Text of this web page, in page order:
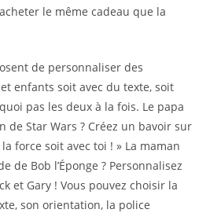
le même cadeau que la
de personnaliser des
enfants soit avec du texte, soit
pas les deux à la fois. Le papa
Star Wars ? Créez un bavoir sur
force soit avec toi ! » La maman
de Bob l’Éponge ? Personnalisez
et Gary ! Vous pouvez choisir la
son orientation, la police